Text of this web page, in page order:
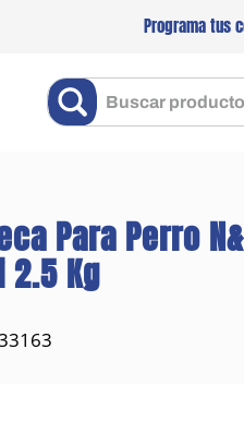
Programa tus
Buscar productos...
Para Perro
2.5 Kg